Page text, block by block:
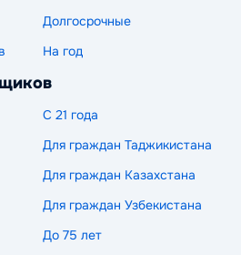
Долгосрочные
На год
С 21 года
Для граждан Таджикистана
Для граждан Казахстана
Для граждан Узбекистана
До 75 лет